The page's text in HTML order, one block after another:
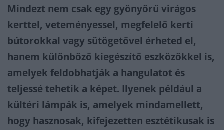
Mindezt nem csak egy gyönyörű virágos
kerttel, veteményessel, megfelelő kerti
bútorokkal vagy sütögetővel érheted el,
hanem különböző kiegészítő eszközökkel is,
amelyek feldobhatják a hangulatot és
teljessé tehetik a képet. Ilyenek például a
kültéri lámpák is, amelyek mindamellett,
hogy hasznosak, kifejezetten esztétikusak is